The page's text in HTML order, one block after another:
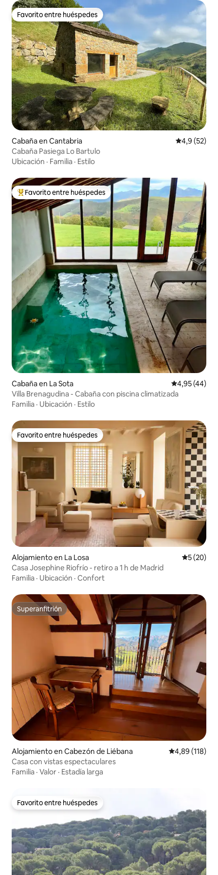
Favorito entre huéspedes
Favorito entre huéspedes
Cabaña en Cantabria Calificación
4,9 (52)
Cabaña Pasiega Lo Bartulo
Ubicación · Familia · Estilo
Favorito entre los huéspedes más destacados
Favorito entre huéspedes
Cabaña en La Sota Calificación
4,95 (44)
Villa Brenagudina - Cabaña con piscina climatizada
Familia · Ubicación · Estilo
Favorito entre huéspedes
Favorito entre huéspedes
Alojamiento en La Losa
5 (20)
Casa Josephine Riofrío - retiro a 1 h de Madrid
Familia · Ubicación · Confort
Superanfitrión
Superanfitrión
Alojamiento en Cabezón de Liébana Calificación
4,89 (118)
Casa con vistas espectaculares
Familia · Valor · Estadía larga
Favorito entre huéspedes
Favorito entre huéspedes